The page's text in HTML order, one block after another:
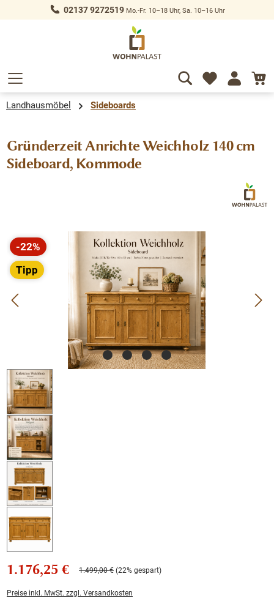
springen 02137 9272519Mo.-Fr. 10–18 Uhr, Sa. 10–16 Uhr
Landhausmöbel Sideboards
Gründerzeit Anrichte Weichholz 140 cm
Sideboard, Kommode
Bildergalerie überspringen
-22%
Rabatt
Tipp
1.176,25 € 1.499,00 € (22% gespart)
Preise inkl. MwSt. zzgl. Versandkosten